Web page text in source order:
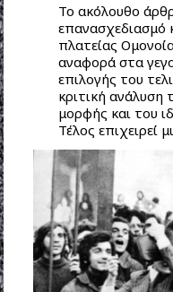
Το ακόλουθο
επανασχεδιασμό
πλατείας
αναφορά στα
επιλογής του
κριτική ανάλυση
μορφής και του
Τέλος επιχειρεί